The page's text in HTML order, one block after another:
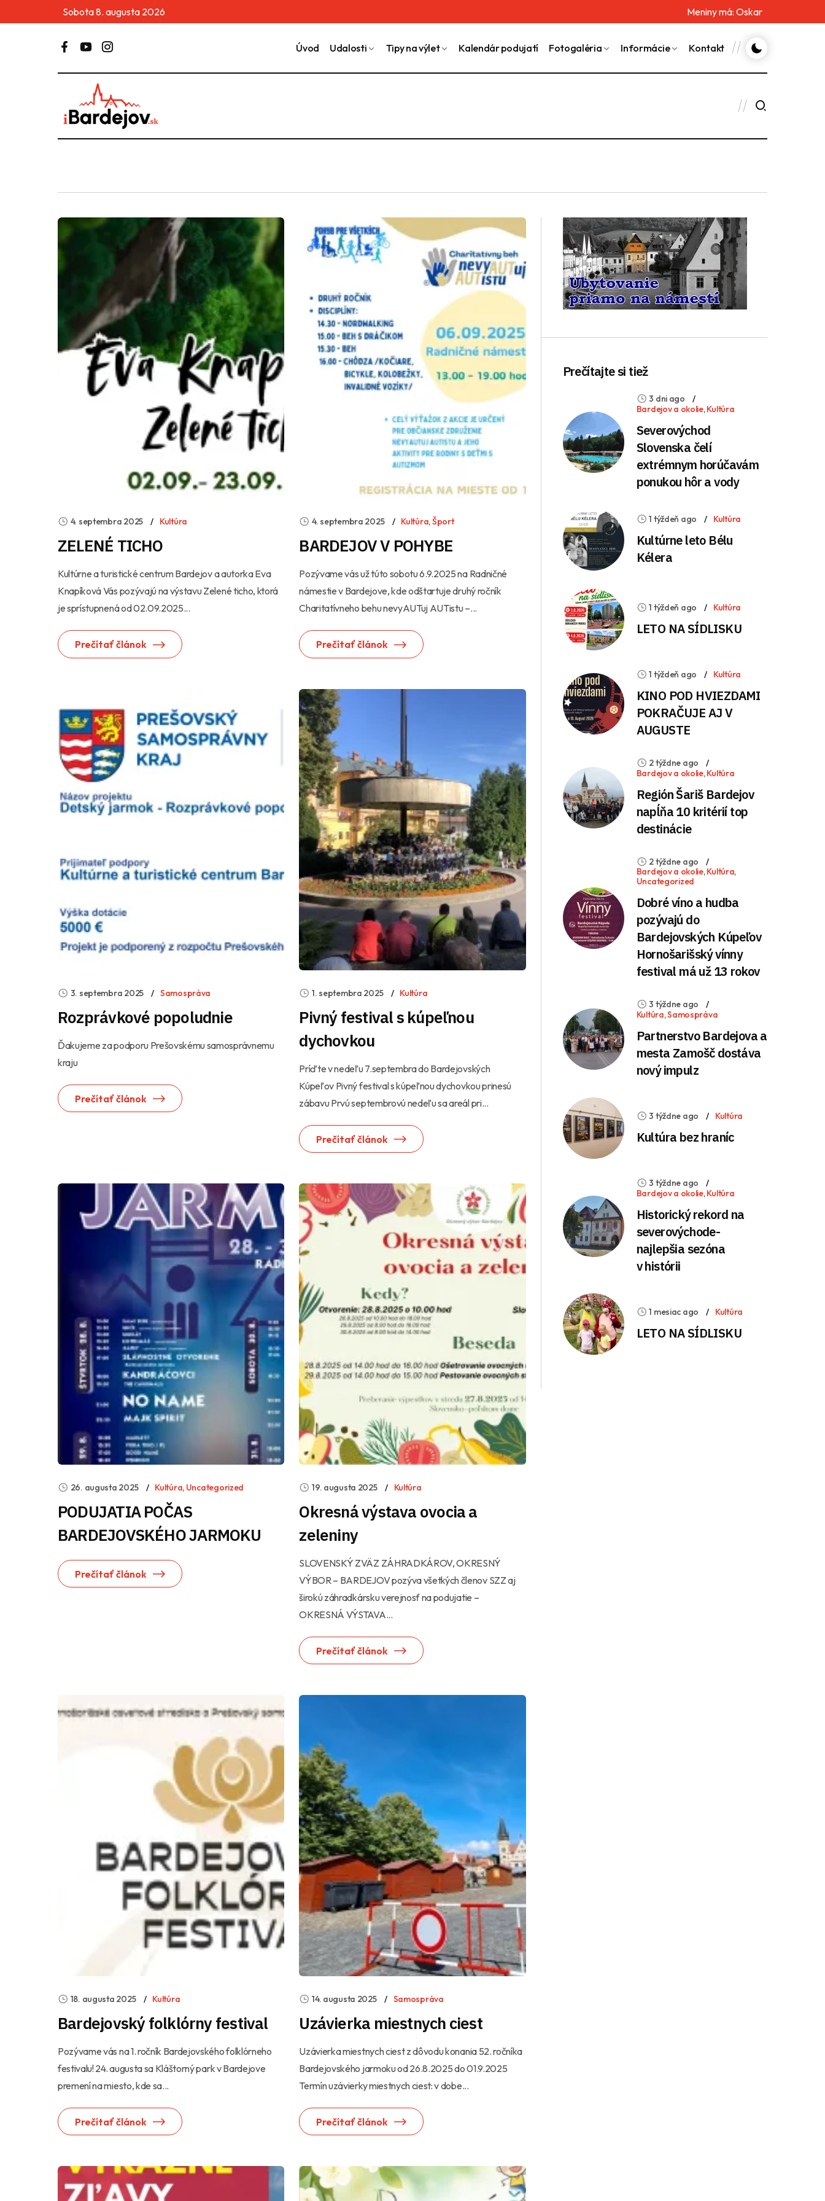
Sobota 8. augusta 2026 Meniny má: Oskar
Úvod Udalosti Tipy na výlet Kalendár podujatí Fotogaléria Informácie Kontakt
4. septembra 2025 Kultúra
ZELENÉ TICHO
Kultúrne a turistické centrum Bardejov a autorka Eva
Knapíková Vás pozývajú na výstavu Zelené ticho, ktorá
je sprístupnená od 02.09.2025...
Prečítať článok
4. septembra 2025 Kultúra,Šport
BARDEJOV V POHYBE
Pozývame vás už túto sobotu 6.9.2025 na Radničné
námestie v Bardejove, kde odštartuje druhý ročník
Charitatívneho behu nevyAUTuj AUTistu –...
Prečítať článok
3. septembra 2025 Samospráva
Rozprávkové popoludnie
Ďakujeme za podporu Prešovskému samosprávnemu
kraju
Prečítať článok
1. septembra 2025 Kultúra
Pivný festival s kúpeľnou
dychovkou
Príďte v nedeľu 7.septembra do Bardejovských
Kúpeľov Pivný festival s kúpeľnou dychovkou prinesú
zábavu Prvú septembrovú nedeľu sa areál pri...
Prečítať článok
26. augusta 2025 Kultúra, Uncategorized
PODUJATIA POČAS
BARDEJOVSKÉHO JARMOKU
Prečítať článok
19. augusta 2025 Kultúra
Okresná výstava ovocia a
zeleniny
SLOVENSKÝ ZVÄZ ZÁHRADKÁROV, OKRESNÝ
VÝBOR – BARDEJOV pozýva všetkých členov SZZ aj
širokú záhradkársku verejnosť na podujatie –
OKRESNÁ VÝSTAVA...
Prečítať článok
18. augusta 2025 Kultúra
Bardejovský folklórny festival
Pozývame vás na 1. ročník Bardejovského folklórneho
festivalu! 24. augusta sa Kláštorný park v Bardejove
premení na miesto, kde sa...
Prečítať článok
14. augusta 2025 Samospráva
Uzávierka miestnych ciest
Uzávierka miestnych ciest z dôvodu konania 52. ročníka
Bardejovského jarmoku od 26.8.2025 do 01.9.2025
Termín uzávierky miestnych ciest: v dobe...
Prečítať článok
Prečítajte si tiež
3 dni ago
Bardejov a okolie,Kultúra
Severovýchod
Slovenska čelí
extrémnym horúčavám
ponukou hôr a vody
1 týždeň ago Kultúra
Kultúrne leto Bélu
Kélera
1 týždeň ago Kultúra
LETO NA SÍDLISKU
1 týždeň ago Kultúra
KINO POD HVIEZDAMI
POKRAČUJE AJ V
AUGUSTE
2 týždne ago
Bardejov a okolie,Kultúra
Región Šariš Bardejov
napĺňa 10 kritérií top
destinácie
2 týždne ago
Bardejov a okolie,Kultúra,
Uncategorized
Dobré víno a hudba
pozývajú do
Bardejovských Kúpeľov
Hornošarišský vínny
festival má už 13 rokov
3 týždne ago
Kultúra,Samospráva
Partnerstvo Bardejova a
mesta Zamošč dostáva
nový impulz
3 týždne ago Kultúra
Kultúra bez hraníc
3 týždne ago
Bardejov a okolie,Kultúra
Historický rekord na
severovýchode-
najlepšia sezóna
v histórii
1 mesiac ago Kultúra
LETO NA SÍDLISKU